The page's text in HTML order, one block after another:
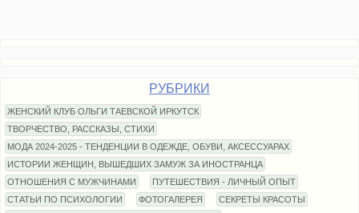
РУБРИКИ
ЖЕНСКИЙ КЛУБ ОЛЬГИ ТАЕВСКОЙ ИРКУТСК
ТВОРЧЕСТВО, РАССКАЗЫ, СТИХИ
МОДА 2024-2025 - ТЕНДЕНЦИИ В ОДЕЖДЕ, ОБУВИ, АКСЕССУАРАХ
ИСТОРИИ ЖЕНЩИН, ВЫШЕДШИХ ЗАМУЖ ЗА ИНОСТРАНЦА
ОТНОШЕНИЯ С МУЖЧИНАМИ
ПУТЕШЕСТВИЯ - ЛИЧНЫЙ ОПЫТ
СТАТЬИ ПО ПСИХОЛОГИИ
ФОТОГАЛЕРЕЯ
СЕКРЕТЫ КРАСОТЫ